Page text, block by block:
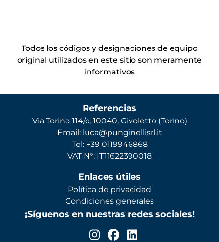
Todos los códigos y designaciones de equipo
original utilizados en este sitio son meramente
informativos
Referencias
Via Torino 114/c, 10040, Givoletto (Torino)
Email: luca@punginellisrl.it
Tel: +39 0119946868
VAT N°: IT11622390018
Enlaces útiles
Política de privacidad
Condiciones generales
¡Síguenos en nuestras redes sociales!